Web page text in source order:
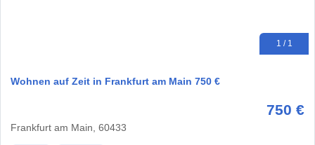
1 / 1
Wohnen auf Zeit in Frankfurt am Main 750 €
750 €
Frankfurt am Main, 60433